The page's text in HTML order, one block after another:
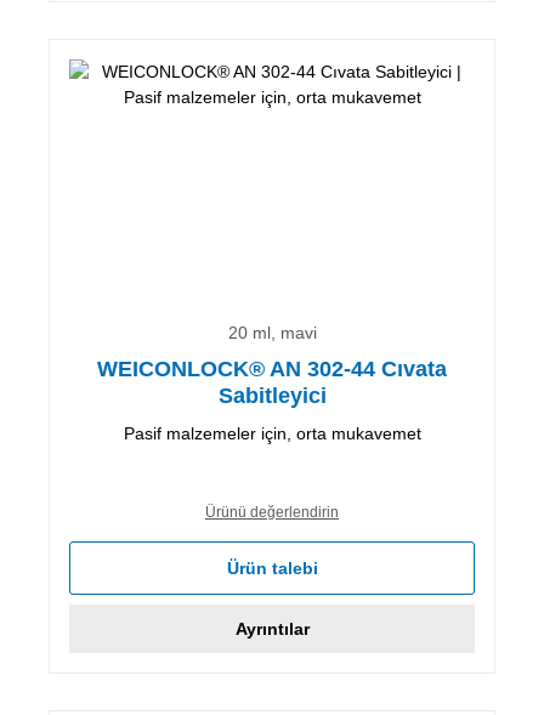
20 ml, mavi
WEICONLOCK® AN 302-44 Cıvata
Sabitleyici
Pasif malzemeler için, orta mukavemet
Ürünü değerlendirin
Ürün talebi
Ayrıntılar